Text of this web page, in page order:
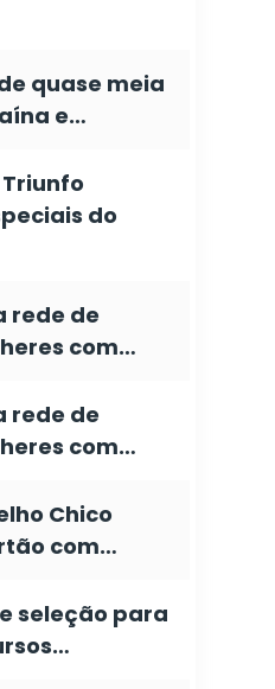
quase meia
e…
do
rede de
com…
rede de
com…
Chico
com…
seleção para